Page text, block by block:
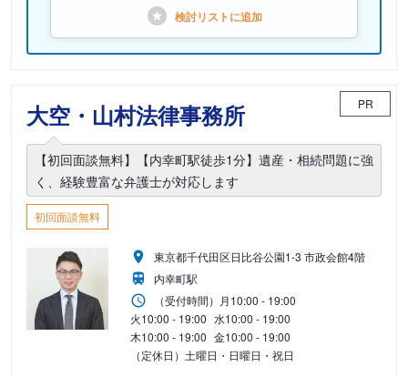
検討リストに追加
大空・山村法律事務所 PR
【初回面談無料】【内幸町駅徒歩1分】遺産・相続問題に強
く、経験豊富な弁護士が対応します
初回面談無料
東京都千代田区日比谷公園1-3 市政会館4階
内幸町駅
（受付時間） 月10:00 - 19:00
火10:00 - 19:00 水10:00 - 19:00
木10:00 - 19:00 金10:00 - 19:00
（定休日）土曜日・日曜日・祝日